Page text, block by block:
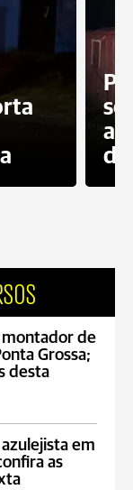
do
montador de
Grossa;
desta
em
as